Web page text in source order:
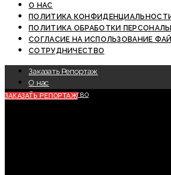
О НАС
ПОЛИТИКА
ПОЛИТИКА ОБРАБОТКИ
СОГЛАСИЕ НА ИСПОЛЬЗОВАНИЕ
СОТРУДНИЧЕСТВО
Заказать Репортаж
О нас
Сотрудничество
ЗАКАЗАТЬ РЕПОРТАЖ